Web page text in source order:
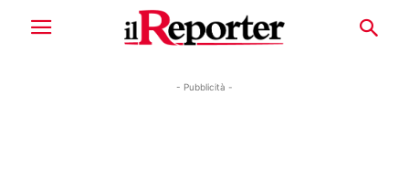
- Pubblicità -